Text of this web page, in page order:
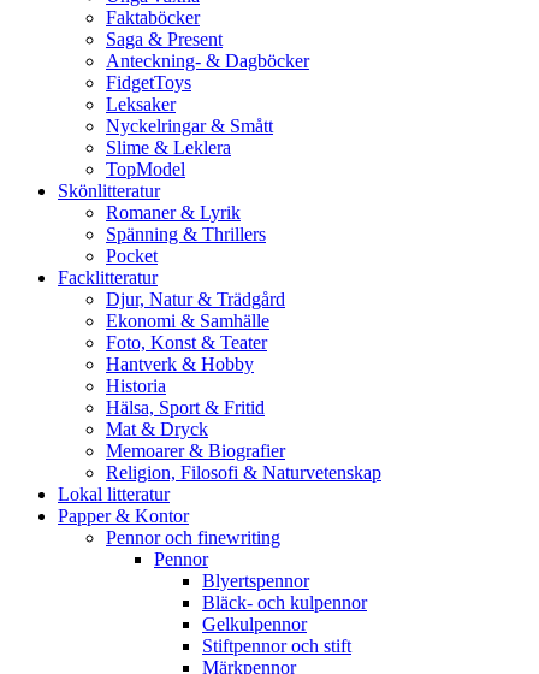
Faktaböcker
Saga & Present
Anteckning- & Dagböcker
FidgetToys
Leksaker
Nyckelringar & Smått
Slime & Leklera
TopModel
Skönlitteratur
Romaner & Lyrik
Spänning & Thrillers
Pocket
Facklitteratur
Djur, Natur & Trädgård
Ekonomi & Samhälle
Foto, Konst & Teater
Hantverk & Hobby
Historia
Hälsa, Sport & Fritid
Mat & Dryck
Memoarer & Biografier
Religion, Filosofi & Naturvetenskap
Lokal litteratur
Papper & Kontor
Pennor och finewriting
Pennor
Blyertspennor
Bläck- och kulpennor
Gelkulpennor
Stiftpennor och stift
Märkpennor